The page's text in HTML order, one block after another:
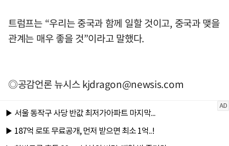
트럼프는 “우리는 중국과 함께 일할 것이고, 중국과 맺을
관계는 매우 좋을 것”이라고 말했다.
◎공감언론 뉴시스kjdragon@newsis.com